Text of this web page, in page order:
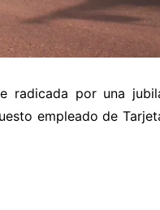
radicada por una
empleado de